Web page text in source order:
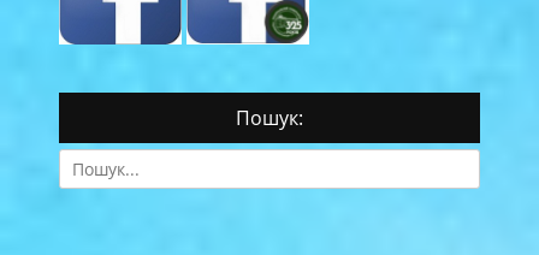
Пошук:
Search
for: